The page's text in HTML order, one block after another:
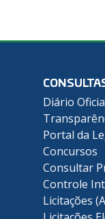
Diário
Portal da
Concursos
Consultar
Controle
Licitações